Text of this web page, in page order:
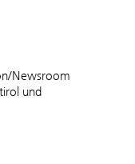
Newsroom
und